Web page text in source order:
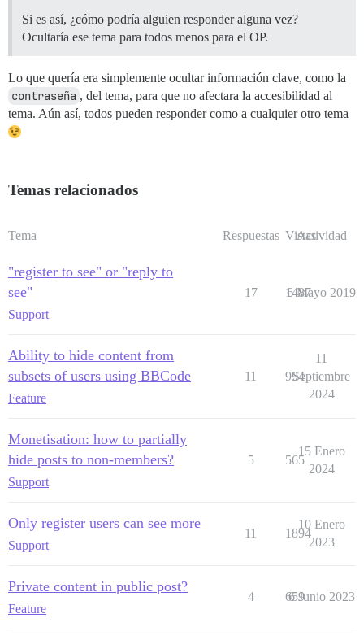
Si es así, ¿cómo podría alguien responder alguna vez?
Ocultaría ese tema para todos menos para el OP.
Lo que quería era simplemente ocultar información clave, como la
contraseña , del tema, para que no afectara la accesibilidad al
tema. Aún así, todos pueden responder como a cualquier otro tema
Temas relacionados
Tema Respuestas Vistas
Actividad
"register to see" or "reply to
see"
Support
17 1487
6 Mayo 2019
Ability to hide content from
subsets of users using BBCode
Feature
11 994
11
Septiembre
2024
Monetisation: how to partially
hide posts to non-members?
Support
5 565
15 Enero
2024
Only register users can see more
Support
11 1894
10 Enero
2023
Private content in public post?
Feature
4 659
6 Junio 2023